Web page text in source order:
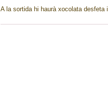
A la sortida hi haurà xocolata